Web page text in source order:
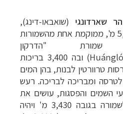
הר שארדונגי(שואבאו-דינג),
מ', ממוקמת אחת מהשמורות
שמורת "הדרקון
ובה ,400
בריכות
טרוורטין לבנות, בהן המים
לטרסה ומבריכה לבריכה. רעש
השמים והפסגות, עושים את
בגובה3
,430 מ' ויהיה